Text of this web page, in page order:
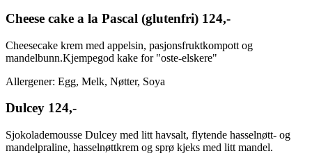
Cheese cake a la Pascal (glutenfri) 124,-
Cheesecake krem med appelsin, pasjonsfruktkompott og
mandelbunn.Kjempegod kake for "oste-elskere"
Allergener: Egg, Melk, Nøtter, Soya
Dulcey 124,-
Sjokolademousse Dulcey med litt havsalt, flytende hasselnøtt- og
mandelpraline, hasselnøttkrem og sprø kjeks med litt mandel.